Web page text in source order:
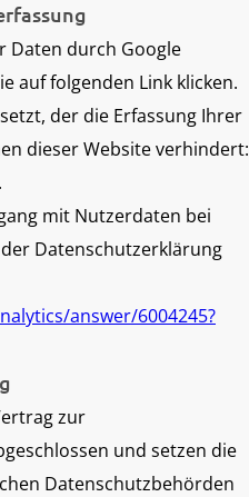
Daten durch Google
auf folgenden Link klicken.
der die Erfassung Ihrer
dieser Website verhindert:
.
mit Nutzerdaten bei
Datenschutzerklärung
answer/6004245?
zur
und setzen die
Datenschutzbehörden